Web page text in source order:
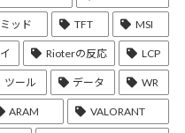
ミッド TFT MSI
Rioterの反応 LCP
ツール データ WR
ARAM VALORANT